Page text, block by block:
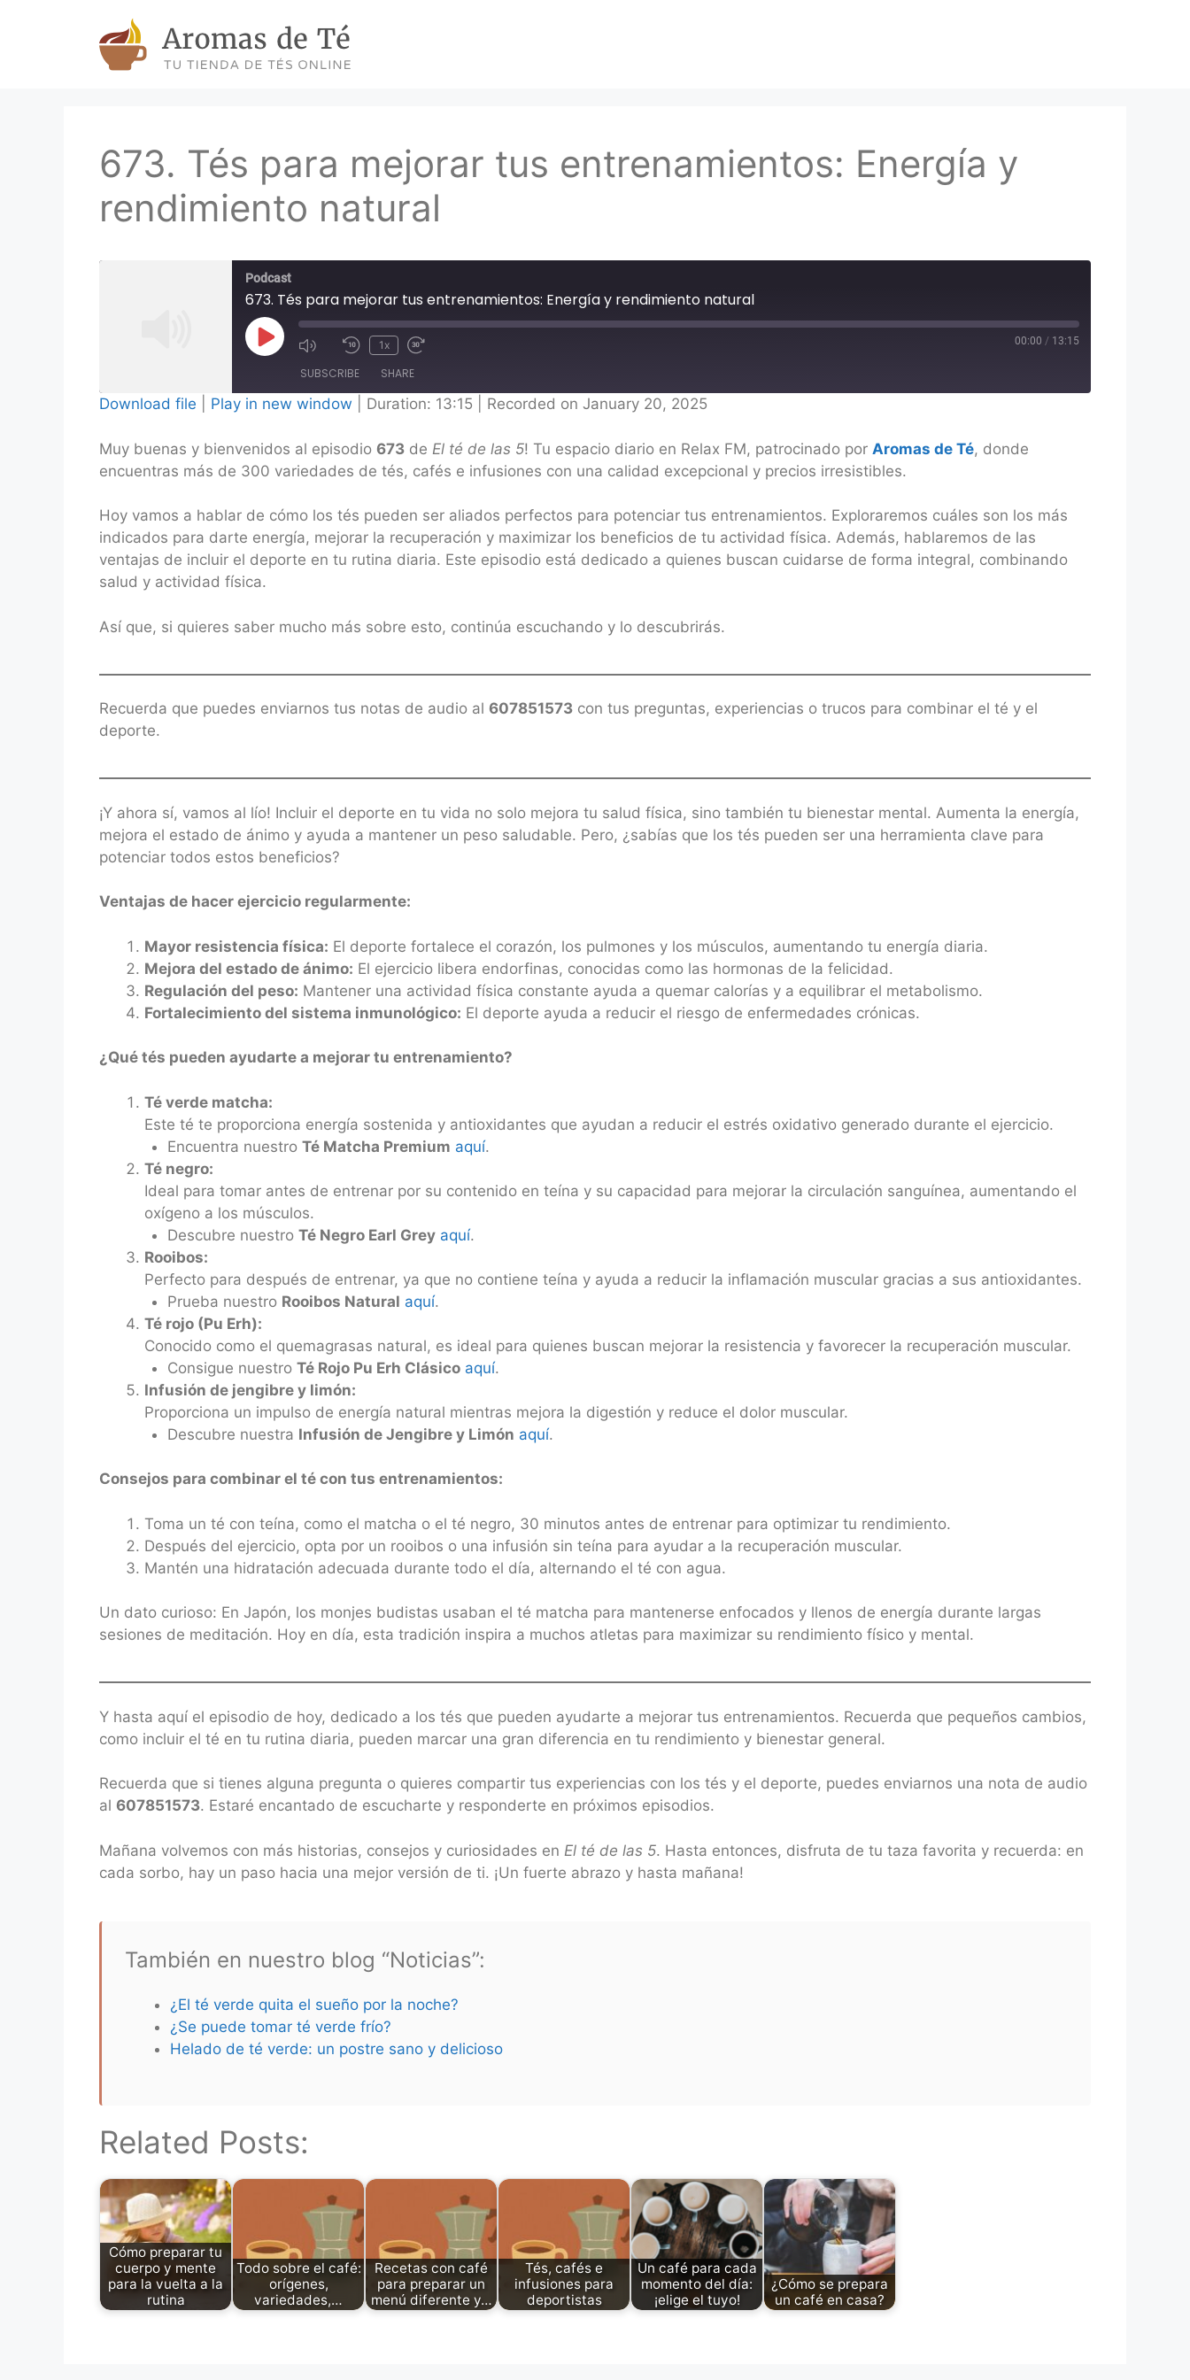
673. Tés para mejorar tus entrenamientos: Energía y
rendimiento natural
Podcast
673. Tés para mejorar tus entrenamientos: Energía y rendimiento natural
Play
Episode
1x 00:00 / 13:15
SUBSCRIBE SHARE
RSS FEED
LINK
Download file Play in new window Duration: 13:15 Recorded on January 20, 2025
Muy buenas y bienvenidos al episodio 673 de El té de las 5! Tu espacio diario en Relax FM, patrocinado por Aromas de Té, donde
encuentras más de 300 variedades de tés, cafés e infusiones con una calidad excepcional y precios irresistibles.
Hoy vamos a hablar de cómo los tés pueden ser aliados perfectos para potenciar tus entrenamientos. Exploraremos cuáles son los más
indicados para darte energía, mejorar la recuperación y maximizar los beneficios de tu actividad física. Además, hablaremos de las
ventajas de incluir el deporte en tu rutina diaria. Este episodio está dedicado a quienes buscan cuidarse de forma integral, combinando
salud y actividad física.
Así que, si quieres saber mucho más sobre esto, continúa escuchando y lo descubrirás.
Recuerda que puedes enviarnos tus notas de audio al 607851573 con tus preguntas, experiencias o trucos para combinar el té y el
deporte.
¡Y ahora sí, vamos al lío! Incluir el deporte en tu vida no solo mejora tu salud física, sino también tu bienestar mental. Aumenta la energía,
mejora el estado de ánimo y ayuda a mantener un peso saludable. Pero, ¿sabías que los tés pueden ser una herramienta clave para
potenciar todos estos beneficios?
Ventajas de hacer ejercicio regularmente:
Mayor resistencia física: El deporte fortalece el corazón, los pulmones y los músculos, aumentando tu energía diaria.
Mejora del estado de ánimo: El ejercicio libera endorfinas, conocidas como las hormonas de la felicidad.
Regulación del peso: Mantener una actividad física constante ayuda a quemar calorías y a equilibrar el metabolismo.
Fortalecimiento del sistema inmunológico: El deporte ayuda a reducir el riesgo de enfermedades crónicas.
¿Qué tés pueden ayudarte a mejorar tu entrenamiento?
Té verde matcha:
Este té te proporciona energía sostenida y antioxidantes que ayudan a reducir el estrés oxidativo generado durante el ejercicio.
Encuentra nuestro Té Matcha Premium aquí.
Té negro:
Ideal para tomar antes de entrenar por su contenido en teína y su capacidad para mejorar la circulación sanguínea, aumentando el
oxígeno a los músculos.
Descubre nuestro Té Negro Earl Grey aquí.
Rooibos:
Perfecto para después de entrenar, ya que no contiene teína y ayuda a reducir la inflamación muscular gracias a sus antioxidantes.
Prueba nuestro Rooibos Natural aquí.
Té rojo (Pu Erh):
Conocido como el quemagrasas natural, es ideal para quienes buscan mejorar la resistencia y favorecer la recuperación muscular.
Consigue nuestro Té Rojo Pu Erh Clásico aquí.
Infusión de jengibre y limón:
Proporciona un impulso de energía natural mientras mejora la digestión y reduce el dolor muscular.
Descubre nuestra Infusión de Jengibre y Limón aquí.
Consejos para combinar el té con tus entrenamientos:
Toma un té con teína, como el matcha o el té negro, 30 minutos antes de entrenar para optimizar tu rendimiento.
Después del ejercicio, opta por un rooibos o una infusión sin teína para ayudar a la recuperación muscular.
Mantén una hidratación adecuada durante todo el día, alternando el té con agua.
Un dato curioso: En Japón, los monjes budistas usaban el té matcha para mantenerse enfocados y llenos de energía durante largas
sesiones de meditación. Hoy en día, esta tradición inspira a muchos atletas para maximizar su rendimiento físico y mental.
Y hasta aquí el episodio de hoy, dedicado a los tés que pueden ayudarte a mejorar tus entrenamientos. Recuerda que pequeños cambios,
como incluir el té en tu rutina diaria, pueden marcar una gran diferencia en tu rendimiento y bienestar general.
Recuerda que si tienes alguna pregunta o quieres compartir tus experiencias con los tés y el deporte, puedes enviarnos una nota de audio
al 607851573. Estaré encantado de escucharte y responderte en próximos episodios.
Mañana volvemos con más historias, consejos y curiosidades en El té de las 5. Hasta entonces, disfruta de tu taza favorita y recuerda: en
cada sorbo, hay un paso hacia una mejor versión de ti. ¡Un fuerte abrazo y hasta mañana!
También en nuestro blog “Noticias”:
¿El té verde quita el sueño por la noche?
¿Se puede tomar té verde frío?
Helado de té verde: un postre sano y delicioso
Related Posts:
Cómo preparar tu
cuerpo y mente
para la vuelta a la
rutina
Todo sobre el café:
orígenes,
variedades,…
Recetas con café
para preparar un
menú diferente y…
Tés, cafés e
infusiones para
deportistas
Un café para cada
momento del día:
¡elige el tuyo!
¿Cómo se prepara
un café en casa?